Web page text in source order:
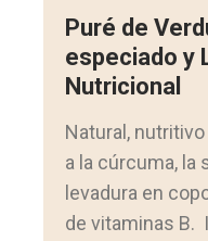
Puré de
especiado y
Nutricional
Natural,
a la cúrcuma, la
levadura en
de vitaminas B.